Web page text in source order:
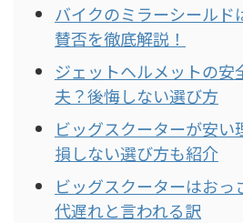
バイクのミラーシールド
賛否を徹底解説！
ジェットヘルメットの安
夫？後悔しない選び方
ビッグスクーターが安い
損しない選び方も紹介
ビッグスクーターはお
代遅れと言われる訳